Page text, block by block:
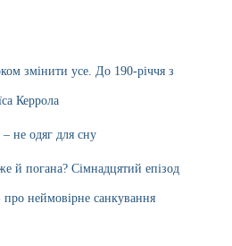
змінити усе. До 190-річчя з
Керрола
не одяг для сну
й погана? Сімнадцятий епізод
про неймовірне санкування